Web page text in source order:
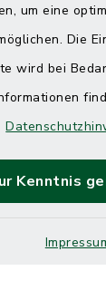
um eine
Die
wird bei
Kenntnis